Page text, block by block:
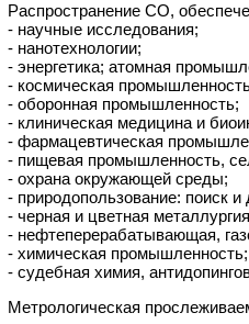
Распространение СО,
- научные исследования;
- нанотехнологии;
- энергетика; атомная
- космическая
- оборонная промышленность;
- клиническая медицина и
- фармацевтическая
- пищевая промышленность,
- охрана окружающей среды;
- природопользование: поиск
- черная и цветная
- нефтеперерабатывающая,
- химическая промышленность;
- судебная химия,
Метрологическая